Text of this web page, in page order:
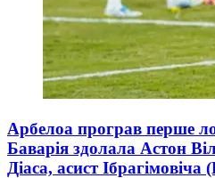
Арбелоа програв перше
Баварія здолала Астон
Діаса, асист